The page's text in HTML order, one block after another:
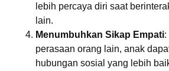
lebih percaya diri saat
lain.
Menumbuhkan Sikap Empati:
perasaan orang lain, anak
hubungan sosial yang lebih